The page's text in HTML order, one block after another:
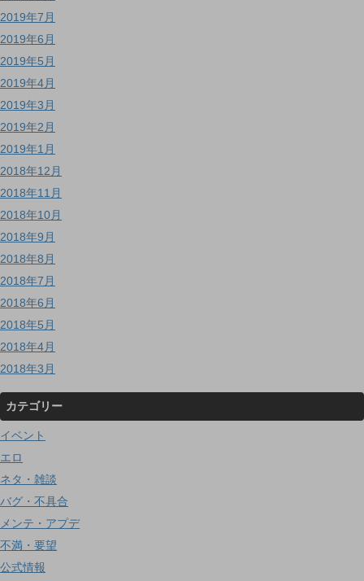
2019年7月
2019年6月
2019年5月
2019年4月
2019年3月
2019年2月
2019年1月
2018年12月
2018年11月
2018年10月
2018年9月
2018年8月
2018年7月
2018年6月
2018年5月
2018年4月
2018年3月
カテゴリー
イベント
エロ
ネタ・雑談
バグ・不具合
メンテ・アプデ
不満・要望
公式情報